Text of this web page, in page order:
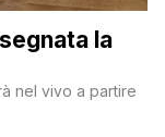
la
nel vivo a partire